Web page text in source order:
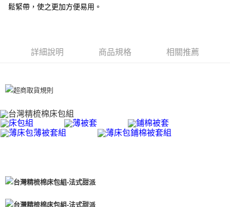
每筆NT$60
宅配(包含郵寄包裹/大型物件運費另計)
免運費
免運費
鬆緊帶，使之更加方便易用。
詳細說明 商品規格 相關推薦